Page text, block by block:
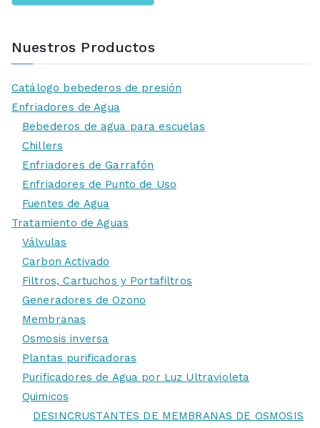
Nuestros Productos
Catálogo bebederos de presión
Enfriadores de Agua
Bebederos de agua para escuelas
Chillers
Enfriadores de Garrafón
Enfriadores de Punto de Uso
Fuentes de Agua
Tratamiento de Aguas
Válvulas
Carbon Activado
Filtros, Cartuchos y Portafiltros
Generadores de Ozono
Membranas
Osmosis inversa
Plantas purificadoras
Purificadores de Agua por Luz Ultravioleta
Quimicos
DESINCRUSTANTES DE MEMBRANAS DE OSMOSIS